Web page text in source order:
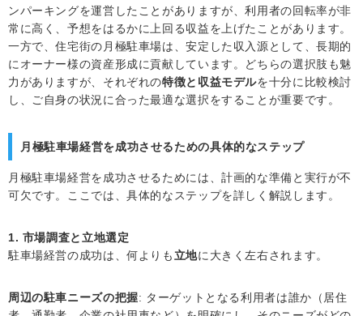
ンパーキングを運営したことがありますが、利用者の回転率が非
常に高く、予想をはるかに上回る収益を上げたことがあります。
一方で、住宅街の月極駐車場は、安定した収入源として、長期的
にオーナー様の資産形成に貢献しています。どちらの選択肢も魅
力がありますが、それぞれの特徴と収益モデルを十分に比較検討
し、ご自身の状況に合った最適な選択をすることが重要です。
月極駐車場経営を成功させるための具体的なステップ
月極駐車場経営を成功させるためには、計画的な準備と実行が不
可欠です。ここでは、具体的なステップを詳しく解説します。
1. 市場調査と立地選定
駐車場経営の成功は、何よりも立地に大きく左右されます。
周辺の駐車ニーズの把握: ターゲットとなる利用者は誰か（居住